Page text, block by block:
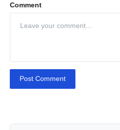
Comment
Post Comment